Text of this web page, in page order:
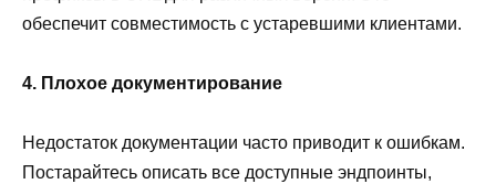
обеспечит совместимость с устаревшими клиентами.
4. Плохое документирование
Недостаток документации часто приводит к ошибкам.
Постарайтесь описать все доступные эндпоинты,